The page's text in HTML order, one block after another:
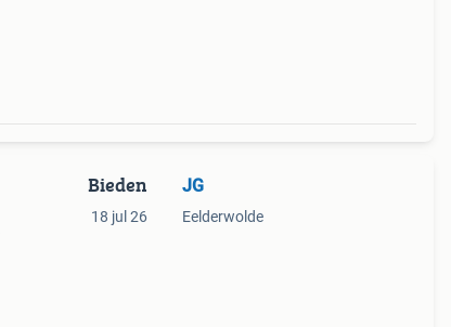
Bieden
18 jul 26
JG
Eelderwolde